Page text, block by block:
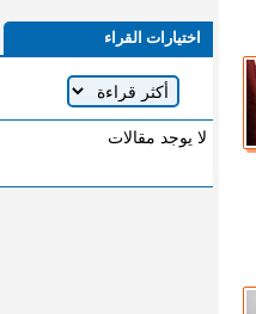
اختيارات القراء
لا يوجد مقالات